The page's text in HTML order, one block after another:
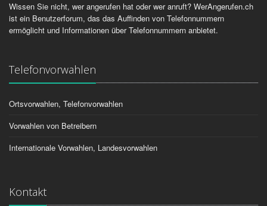
Wissen Sie nicht, wer angerufen hat oder wer anruft? WerAngerufen.ch
ist ein Benutzerforum, das das Auffinden von Telefonnummern
ermöglicht und Informationen über Telefonnummern anbietet.
Telefonvorwahlen
Ortsvorwahlen, Telefonvorwahlen
Vorwahlen von Betreibern
Internationale Vorwahlen, Landesvorwahlen
Kontakt